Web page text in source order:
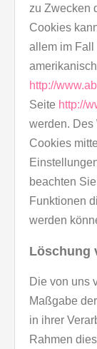
zu Zwecken
Cookies
allem im Fall
http://
Seite http://
werden. Des
Cookies
beachten
Funktionen
werden
Löschung
Die von uns
Maßgabe
in ihrer
Rahmen